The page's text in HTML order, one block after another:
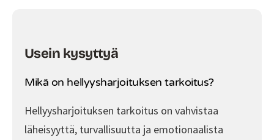
Usein kysyttyä
Mikä on hellyysharjoituksen tarkoitus?
Hellyysharjoituksen tarkoitus on vahvistaa
läheisyyttä, turvallisuutta ja emotionaalista